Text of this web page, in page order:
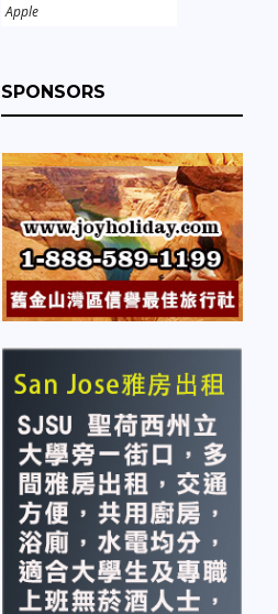
Apple
SPONSORS